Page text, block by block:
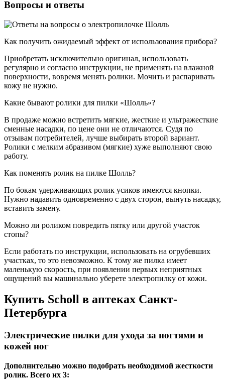
Вопросы и ответы
Как получить ожидаемый эффект от использования прибора?
Приобретать исключительно оригинал, использовать
регулярно и согласно инструкции, не применять на влажной
поверхности, вовремя менять ролики. Мочить и распаривать
кожу не нужно.
Какие бывают ролики для пилки «Шолль»?
В продаже можно встретить мягкие, жесткие и ультражесткие
сменные насадки, по цене они не отличаются. Судя по
отзывам потребителей, лучше выбирать второй вариант.
Ролики с мелким абразивом (мягкие) хуже выполняют свою
работу.
Как поменять ролик на пилке Шолль?
По бокам удерживающих ролик усиков имеются кнопки.
Нужно надавить одновременно с двух сторон, вынуть насадку,
вставить замену.
Можно ли роликом повредить пятку или другой участок
стопы?
Если работать по инструкции, использовать на огрубевших
участках, то это невозможно. К тому же пилка имеет
маленькую скорость, при появлении первых неприятных
ощущений вы машинально уберете электропилку от кожи.
Купить Scholl в аптеках Санкт-
Петербурга
Электрические пилки для ухода за ногтями и
кожей ног
Дополнительно можно подобрать необходимой жесткости
ролик. Всего их 3: